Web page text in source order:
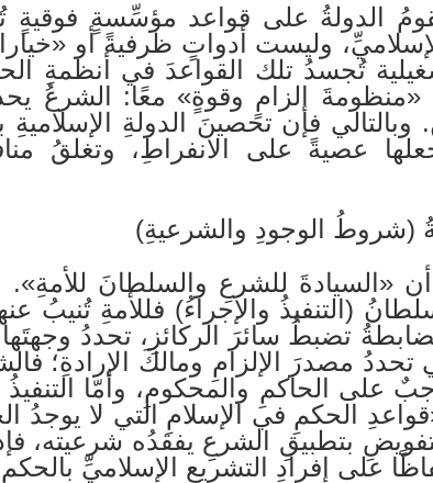
الدولةُ على قواعد مؤسِّسةٍ فوقيةٍ
وليست أدواتٍ ظرفيةً أو
تُجسدُ تلك القواعدَ في أنظمةِ
«منظومةَ إلزامٍ وقوةٍ» معًا: الشرعُ
فإن تحصينَ الدولةِ الإسلاميةِ
عصيةً على الانفراطِ، وتغلقُ
(شروطُ الوجودِ والشرعيةِ)
«السيادةَ للشرعِ والسلطانَ للأمةِ».
(التنفيذُ والإجراءُ) فللأمةِ تُنيبُ
تضبطُ سائرَ الركائزِ، تحددُ
مصدرَ الإلزامِ ومالكَ الإرادةِ؛
على الحاكمِ والمحكومِ، وأمّا
الحكمِ في الإسلامِ التي لا يوجدُ
بتطبيقِ الشرعِ يفقدُه شرعيته،
على إفرادِ التشريعِ الإسلاميِّ